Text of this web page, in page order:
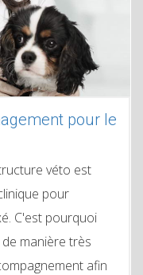
pour le
véto est
pour
C'est pourquoi
manière très
afin